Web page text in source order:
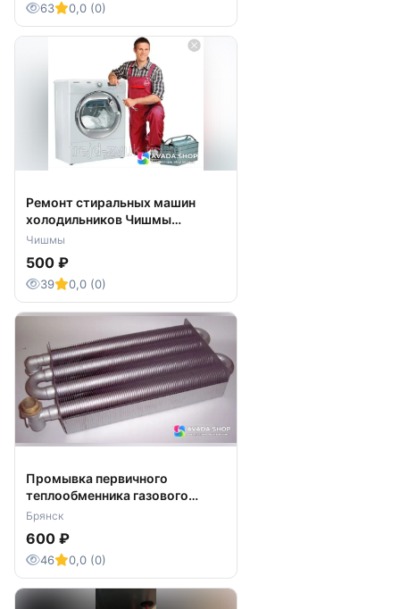
63 0,0 (0)
Ремонт стиральных машин
холодильников Чишмы
Чишминский район
Чишмы
500 ₽
39 0,0 (0)
Промывка первичного
теплообменника газового
котла
Брянск
600 ₽
46 0,0 (0)